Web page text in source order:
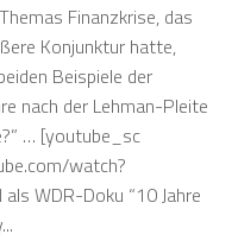
Finanzkrise, das
Konjunktur hatte,
Beispiele der
nach der Lehman-Pleite
… [youtube_sc
watch?
WDR-Doku “10 Jahre